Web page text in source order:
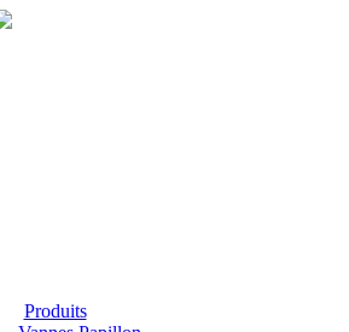
Produits